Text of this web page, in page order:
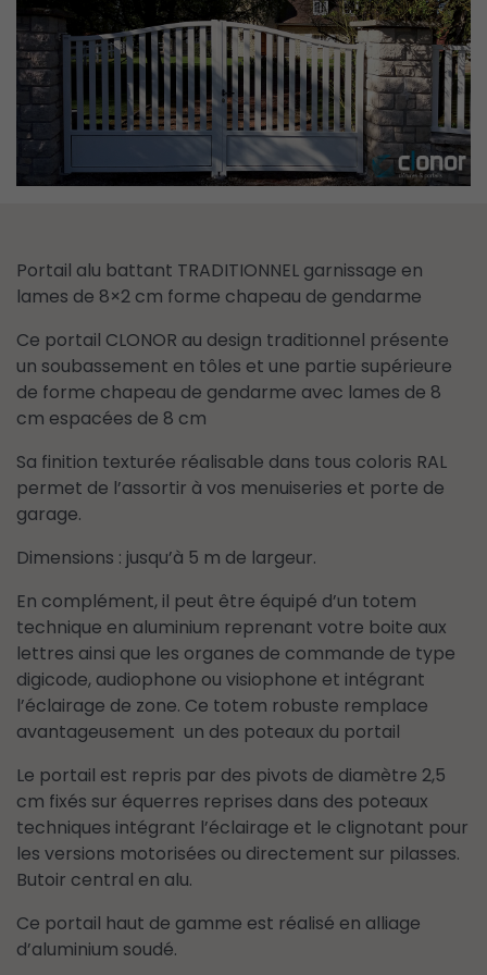
Portail alu battant TRADITIONNEL garnissage en
lames de 8×2 cm forme chapeau de gendarme
Ce portail CLONOR au design traditionnel présente
un soubassement en tôles et une partie supérieure
de forme chapeau de gendarme avec lames de 8
cm espacées de 8 cm
Sa finition texturée réalisable dans tous coloris RAL
permet de l’assortir à vos menuiseries et porte de
garage.
Dimensions : jusqu’à 5 m de largeur.
En complément, il peut être équipé d’un totem
technique en aluminium reprenant votre boite aux
lettres ainsi que les organes de commande de type
digicode, audiophone ou visiophone et intégrant
l’éclairage de zone. Ce totem robuste remplace
avantageusement un des poteaux du portail
Le portail est repris par des pivots de diamètre 2,5
cm fixés sur équerres reprises dans des poteaux
techniques intégrant l’éclairage et le clignotant pour
les versions motorisées ou directement sur pilasses.
Butoir central en alu.
Ce portail haut de gamme est réalisé en alliage
d’aluminium soudé.